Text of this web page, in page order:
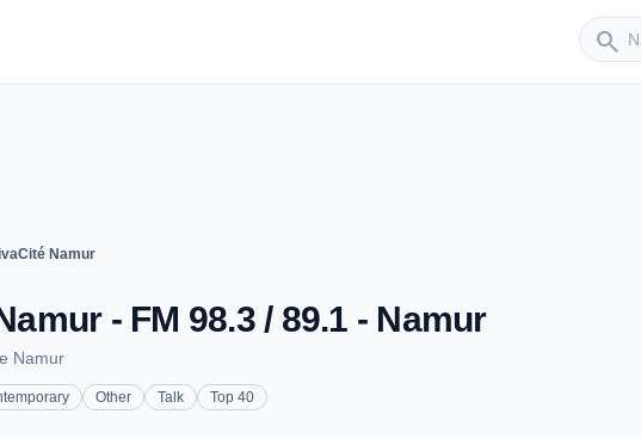
search
Namur
- FM 98.3 / 89.1 - Namur
Namur
Other Talk Top 40